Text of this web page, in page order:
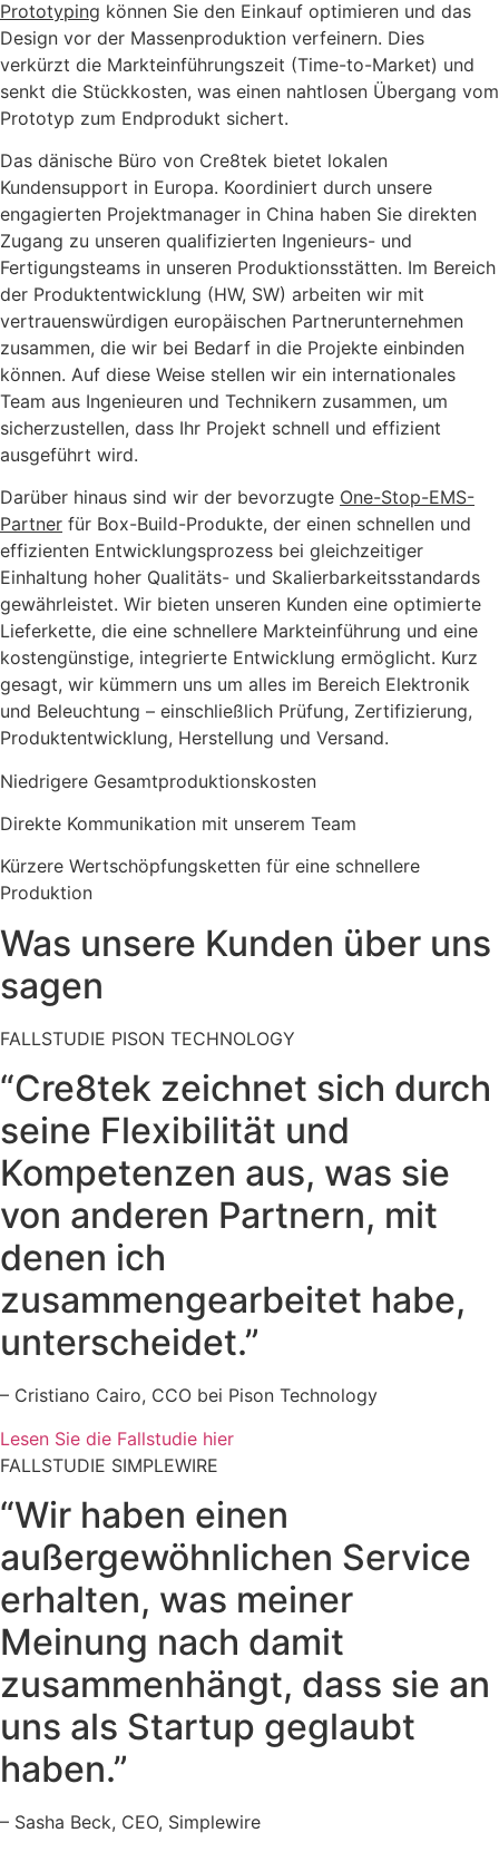
Prototyping können Sie den Einkauf optimieren und das
Design vor der Massenproduktion verfeinern. Dies
verkürzt die Markteinführungszeit (Time-to-Market) und
senkt die Stückkosten, was einen nahtlosen Übergang vom
Prototyp zum Endprodukt sichert.
Das dänische Büro von Cre8tek bietet lokalen
Kundensupport in Europa. Koordiniert durch unsere
engagierten Projektmanager in China haben Sie direkten
Zugang zu unseren qualifizierten Ingenieurs- und
Fertigungsteams in unseren Produktionsstätten. Im Bereich
der Produktentwicklung (HW, SW) arbeiten wir mit
vertrauenswürdigen europäischen Partnerunternehmen
zusammen, die wir bei Bedarf in die Projekte einbinden
können. Auf diese Weise stellen wir ein internationales
Team aus Ingenieuren und Technikern zusammen, um
sicherzustellen, dass Ihr Projekt schnell und effizient
ausgeführt wird.
Darüber hinaus sind wir der bevorzugte One-Stop-EMS-
Partner für Box-Build-Produkte, der einen schnellen und
effizienten Entwicklungsprozess bei gleichzeitiger
Einhaltung hoher Qualitäts- und Skalierbarkeitsstandards
gewährleistet. Wir bieten unseren Kunden eine optimierte
Lieferkette, die eine schnellere Markteinführung und eine
kostengünstige, integrierte Entwicklung ermöglicht. Kurz
gesagt, wir kümmern uns um alles im Bereich Elektronik
und Beleuchtung – einschließlich Prüfung, Zertifizierung,
Produktentwicklung, Herstellung und Versand.
Niedrigere Gesamtproduktionskosten
Direkte Kommunikation mit unserem Team
Kürzere Wertschöpfungsketten für eine schnellere
Produktion
Was unsere Kunden über uns
sagen
FALLSTUDIE PISON TECHNOLOGY
“Cre8tek zeichnet sich durch
seine Flexibilität und
Kompetenzen aus, was sie
von anderen Partnern, mit
denen ich
zusammengearbeitet habe,
unterscheidet.”
– Cristiano Cairo, CCO bei Pison Technology
Lesen Sie die Fallstudie hier
FALLSTUDIE SIMPLEWIRE
“Wir haben einen
außergewöhnlichen Service
erhalten, was meiner
Meinung nach damit
zusammenhängt, dass sie an
uns als Startup geglaubt
haben.”
– Sasha Beck, CEO, Simplewire